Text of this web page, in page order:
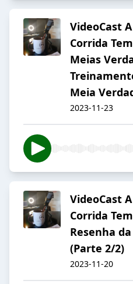
VideoCast
Corrida
Meias
Meia
2023-11-23
VideoCast
Corrida
Resenha
(Parte 2/2)
2023-11-20